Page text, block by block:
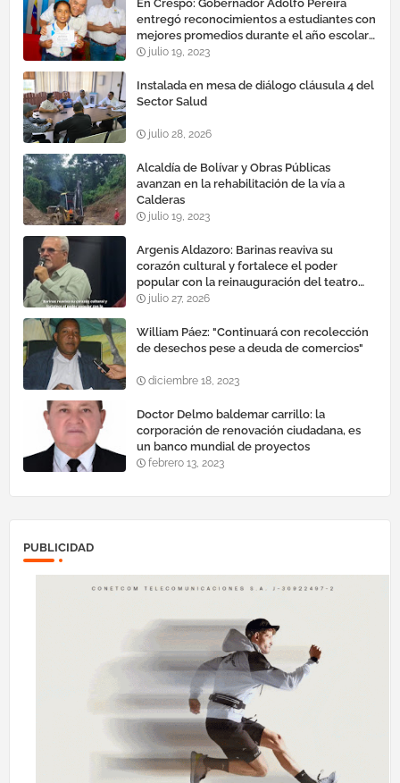
En Crespo: Gobernador Adolfo Pereira
entregó reconocimientos a estudiantes con
mejores promedios durante el año escolar
2022 – 2023
julio 19, 2023
Instalada en mesa de diálogo cláusula 4 del
Sector Salud
julio 28, 2026
Alcaldía de Bolívar y Obras Públicas
avanzan en la rehabilitación de la vía a
Calderas
julio 19, 2023
Argenis Aldazoro: Barinas reaviva su
corazón cultural y fortalece el poder
popular con la reinauguración del teatro
esteban ruiz guevara
julio 27, 2026
William Páez: "Continuará con recolección
de desechos pese a deuda de comercios"
diciembre 18, 2023
Doctor Delmo baldemar carrillo: la
corporación de renovación ciudadana, es
un banco mundial de proyectos
febrero 13, 2023
PUBLICIDAD